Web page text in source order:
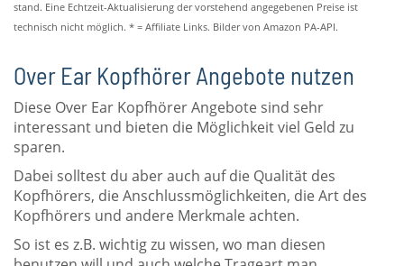
stand. Eine Echtzeit-Aktualisierung der vorstehend angegebenen Preise ist
technisch nicht möglich. * = Affiliate Links. Bilder von Amazon PA-API.
Over Ear Kopfhörer Angebote nutzen
Diese Over Ear Kopfhörer Angebote sind sehr
interessant und bieten die Möglichkeit viel Geld zu
sparen.
Dabei solltest du aber auch auf die Qualität des
Kopfhörers, die Anschlussmöglichkeiten, die Art des
Kopfhörers und andere Merkmale achten.
So ist es z.B. wichtig zu wissen, wo man diesen